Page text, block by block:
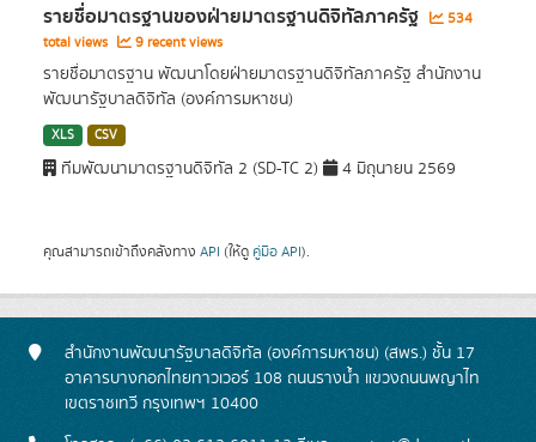
รายชื่อมาตรฐานของฝ่ายมาตรฐานดิจิทัลภาครัฐ
534
total views
9 recent views
รายชื่อมาตรฐาน พัฒนาโดยฝ่ายมาตรฐานดิจิทัลภาครัฐ สำนักงาน
พัฒนารัฐบาลดิจิทัล (องค์การมหาชน)
XLS CSV
ทีมพัฒนามาตรฐานดิจิทัล 2 (SD-TC 2) 4 มิถุนายน 2569
คุณสามารถเข้าถึงคลังทาง API (ให้ดู คู่มือ API).
สำนักงานพัฒนารัฐบาลดิจิทัล (องค์การมหาชน) (สพร.) ชั้น 17
อาคารบางกอกไทยทาวเวอร์ 108 ถนนรางน้ำ แขวงถนนพญาไท
เขตราชเทวี กรุงเทพฯ 10400